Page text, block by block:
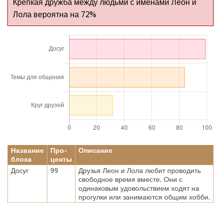
Крепкая дружба между людьми с именами Леон и
Лола вероятна на 72%
Название
блока
Про-
центы
Описание
Досуг 99
Друзья Леон и Лола любит проводить
свободное время вместе. Они с
одинаковым удовольствием ходят на
прогулки или занимаются общим хобби.